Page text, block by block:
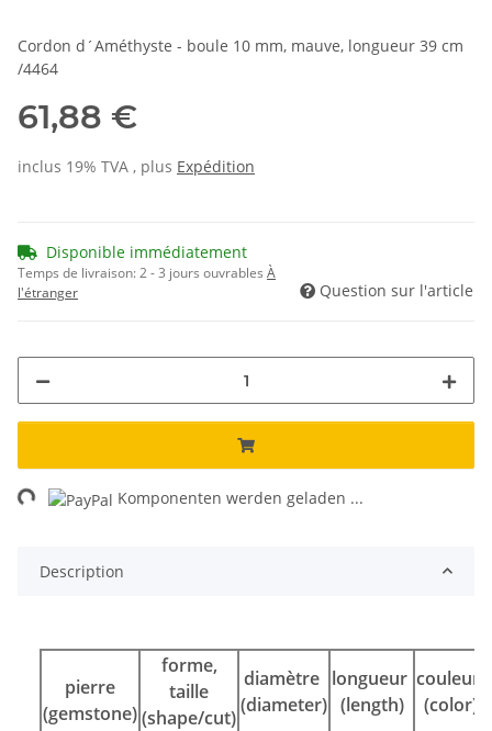
Cordon d´Améthyste - boule 10 mm, mauve, longueur 39 cm
/4464
61,88 €
inclus 19% TVA , plus Expédition
Disponible immédiatement
Temps de livraison:2 - 3 jours ouvrables À
l'étranger
Question sur l'article
Komponenten werden geladen ...
Description
pierre
(gemstone)
forme,
taille
(shape/cut)
diamètre
(diameter)
longueur
(length)
couleur
(color)